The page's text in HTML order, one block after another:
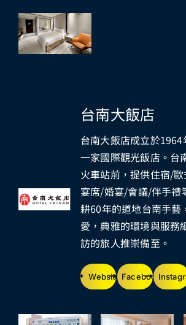
台南大飯店
台南大飯店成立於
一家國際觀光飯店。台
火車站前，提供住宿/
宴席/婚宴/會議/伴手禮
耕60年的道地台南手藝
愛，典雅的環境與服務
訪的旅人推崇備至。
Website Facebook